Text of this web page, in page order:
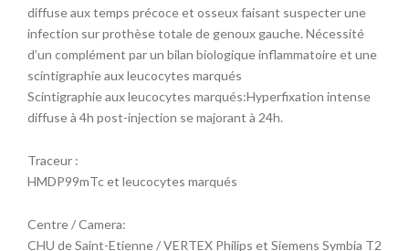
diffuse aux temps précoce et osseux faisant suspecter une
infection sur prothèse totale de genoux gauche. Nécessité
d’un complément par un bilan biologique inflammatoire et une
scintigraphie aux leucocytes marqués
Scintigraphie aux leucocytes marqués:Hyperfixation intense
diffuse à 4h post-injection se majorant à 24h.
Traceur :
HMDP99mTc et leucocytes marqués
Centre / Camera:
CHU de Saint-Etienne / VERTEX Philips et Siemens Symbia T2